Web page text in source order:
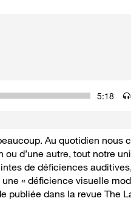
5:18
Au quotidien nous
d’une autre, tout notre
de déficiences
« déficience visuelle
publiée dans la revue The